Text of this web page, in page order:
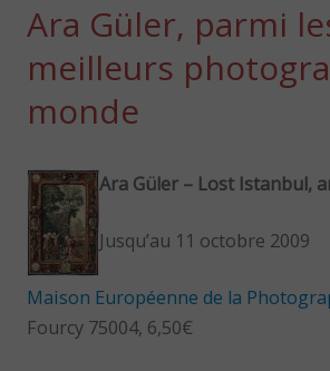
Ara Güler, parmi
meilleurs
monde
Ara Güler – Lost Istanbul,
Jusqu’au 11 octobre 2009
Maison Européenne de la
Fourcy 75004, 6,50€